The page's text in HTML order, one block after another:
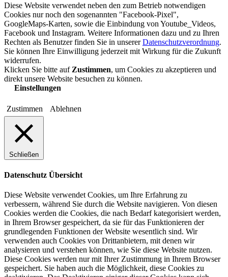
Diese Website verwendet neben den zum Betrieb notwendigen
Cookies nur noch den sogenannten "Facebook-Pixel",
GoogleMaps-Karten, sowie die Einbindung von Youtube_Videos,
Facebook und Instagram. Weitere Informationen dazu und zu Ihren
Rechten als Benutzer finden Sie in unsererDatenschutzverordnung.
Sie können Ihre Einwilligung jederzeit mit Wirkung für die Zukunft
widerrufen.
Klicken Sie bitte auf Zustimmen, um Cookies zu akzeptieren und
direkt unsere Website besuchen zu können.
Einstellungen
Zustimmen Ablehnen
Schließen
Datenschutz Übersicht
Diese Website verwendet Cookies, um Ihre Erfahrung zu
verbessern, während Sie durch die Website navigieren. Von diesen
Cookies werden die Cookies, die nach Bedarf kategorisiert werden,
in Ihrem Browser gespeichert, da sie für das Funktionieren der
grundlegenden Funktionen der Website wesentlich sind. Wir
verwenden auch Cookies von Drittanbietern, mit denen wir
analysieren und verstehen können, wie Sie diese Website nutzen.
Diese Cookies werden nur mit Ihrer Zustimmung in Ihrem Browser
gespeichert. Sie haben auch die Möglichkeit, diese Cookies zu